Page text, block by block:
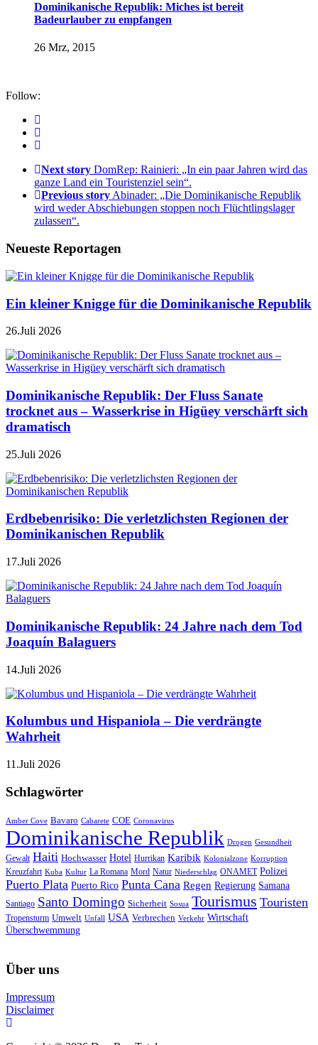
Dominikanische Republik: Miches ist bereit
Badeurlauber zu empfangen
26 Mrz, 2015
Follow:
Next story DomRep: Rainieri: „In ein paar Jahren wird das
ganze Land ein Touristenziel sein“.
Previous storyAbinader: „Die Dominikanische Republik
wird weder Abschiebungen stoppen noch Flüchtlingslager
zulassen“.
Neueste Reportagen
Ein kleiner Knigge für die Dominikanische Republik
26.Juli 2026
Dominikanische Republik: Der Fluss Sanate
trocknet aus – Wasserkrise in Higüey verschärft sich
dramatisch
25.Juli 2026
Erdbebenrisiko: Die verletzlichsten Regionen der
Dominikanischen Republik
17.Juli 2026
Dominikanische Republik: 24 Jahre nach dem Tod
Joaquín Balaguers
14.Juli 2026
Kolumbus und Hispaniola – Die verdrängte
Wahrheit
11.Juli 2026
Schlagwörter
Amber Cove Bavaro Cabarete COE Coronavirus
Dominikanische Republik Drogen Gesundheit
Gewalt Haiti Hochwasser Hotel Hurrikan Karibik Kolonialzone Korruption
Kreuzfahrt Kuba Kultur La Romana Mord Natur Niederschlag ONAMET Polizei
Puerto Plata Puerto Rico Punta Cana Regen Regierung Samana
Santiago Santo Domingo Sicherheit Sosua Tourismus Touristen
Tropensturm Umwelt Unfall USA Verbrechen Verkehr Wirtschaft
Überschwemmung
Über uns
Impressum
Disclaimer